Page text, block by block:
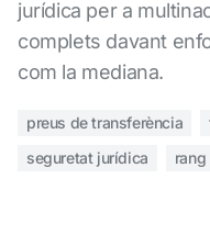
jurídica per a
complets davant
com la mediana.
preus de transferència
seguretat jurídica